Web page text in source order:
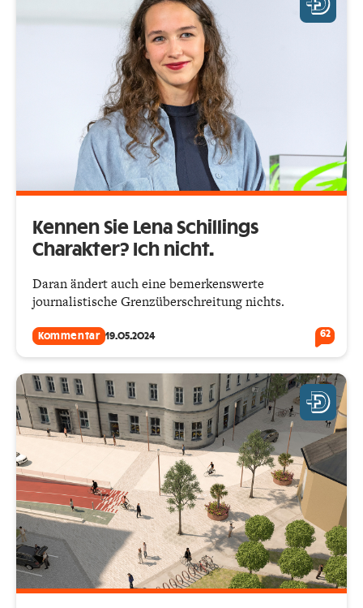
Kennen Sie Lena Schillings
Charakter? Ich nicht.
Daran ändert auch eine bemerkenswerte
journalistische Grenzüberschreitung nichts.
Kommentar 19.05.2024 62